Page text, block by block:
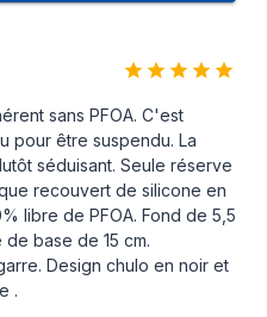
(PFOA)
sans PFOA. C'est
pour être suspendu. La
séduisant. Seule réserve
recouvert de silicone en
libre de PFOA. Fond de 5,5
base de 15 cm.
Design chulo en noir et
.